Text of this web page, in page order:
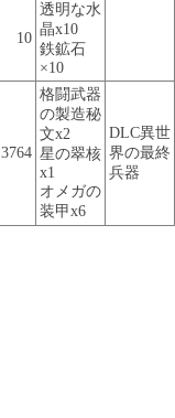
10
透明な水
晶x10
鉄鉱石
×10
3764
格闘武器
の製造秘
文x2
星の翠核
x1
オメガの
装甲x6
DLC異世
界の最終
兵器